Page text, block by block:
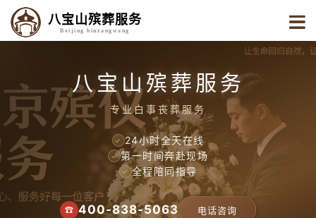
八宝山殡葬服务
Beijing binzangwang
八宝山殡葬服务
专业白事丧葬服务
✓ 24小时全天在线
✓ 第一时间奔赴现场
✓ 全程陪同指导
☎ 400-838-5063 电话咨询